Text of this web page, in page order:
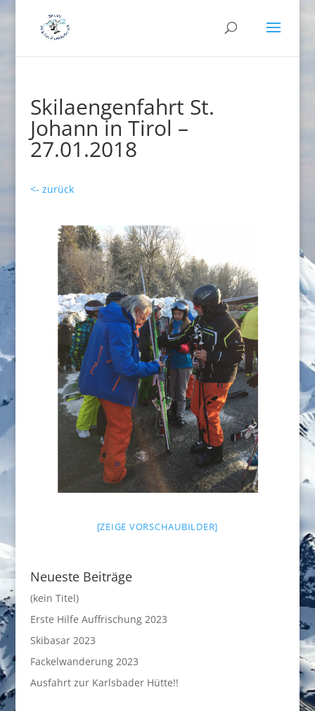
Skilaengenfahrt St.
Johann in Tirol –
27.01.2018
<- zurück
[ZEIGE VORSCHAUBILDER]
Neueste Beiträge
(kein Titel)
Erste Hilfe Auffrischung 2023
Skibasar 2023
Fackelwanderung 2023
Ausfahrt zur Karlsbader Hütte!!